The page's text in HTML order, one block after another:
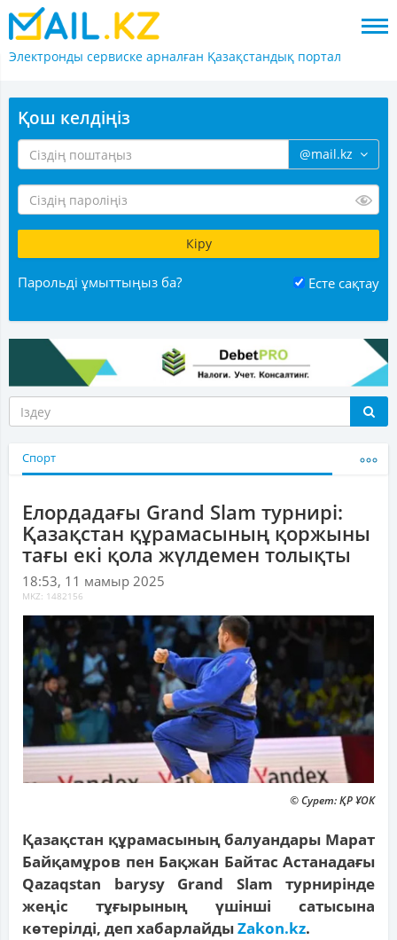
Электронды сервиске арналған Қазақстандық портал
Қош келдіңіз
@mail.kz
Парольді ұмыттыңыз ба? Есте сақтау
Спорт
Елордадағы Grand Slam турнирі:
Қазақстан құрамасының қоржыны
тағы екі қола жүлдемен толықты
18:53, 11 мамыр 2025
MKZ: 1482156
© Сурет: ҚР ҰОК
Қазақстан құрамасының балуандары Марат
Байқамұров пен Бақжан Байтас Астанадағы
Qazaqstan barysy Grand Slam турнирінде
жеңіс тұғырының үшінші сатысына
көтерілді, деп хабарлайдыZakon.kz.